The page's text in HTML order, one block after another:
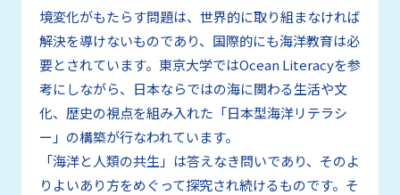
境変化がもたらす問題は、世界的に取り組まなければ
解決を導けないものであり、国際的にも海洋教育は必
要とされています。東京大学ではOcean Literacyを参
考にしながら、日本ならではの海に関わる生活や文
化、歴史の視点を組み入れた「日本型海洋リテラシ
ー」の構築が行なわれています。
「海洋と人類の共生」は答えなき問いであり、そのよ
りよいあり方をめぐって探究され続けるものです。そ